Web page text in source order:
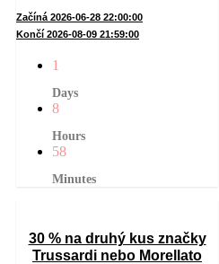
Začíná 2026-06-28 22:00:00
Končí 2026-08-09 21:59:00
1
Days
8
Hours
58
Minutes
30 % na druhý kus značky
Trussardi nebo Morellato